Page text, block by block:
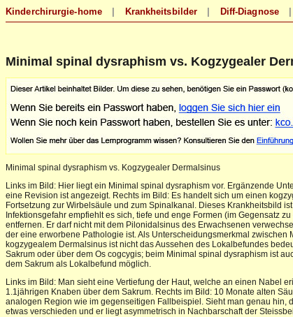
Minimal spinal dysraphism vs. Kogzygealer
Minimal spinal dysraphism vs. Kogzygealer Dermalsinus
Links im Bild: Hier liegt ein Minimal spinal dysraphism vor. Ergänzende
eine Revision ist angezeigt. Rechts im Bild: Es handelt sich um einen
Fortsetzung zur Wirbelsäule und zum Spinalkanal. Dieses Krankheitsbild
Infektionsgefahr empfiehlt es sich, tiefe und enge Formen (im Gegensatz
entfernen. Er darf nicht mit dem Pilonidalsinus des Erwachsenen
der eine erworbene Pathologie ist. Als Unterscheidungsmerkmal zwischen
kogzygealem Dermalsinus ist nicht das Aussehen des Lokalbefundes
Sakrum oder über dem Os cogcygis; beim Minimal spinal dysraphism ist
dem Sakrum als Lokalbefund möglich.
Links im Bild: Man sieht eine Vertiefung der Haut, welche an einen Nabel
1.1jährigen Knaben über dem Sakrum. Rechts im Bild: 10 Monate alten
analogen Region wie im gegenseitigen Fallbeispiel. Sieht man genau hin,
etwas verschieden und er liegt asymmetrisch in Nachbarschaft der